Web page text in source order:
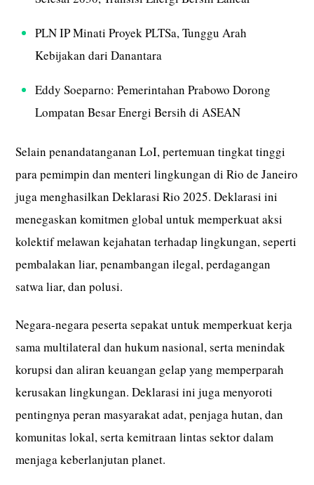
PLN IP Minati Proyek PLTSa, Tunggu Arah
Kebijakan dari Danantara
Eddy Soeparno: Pemerintahan Prabowo Dorong
Lompatan Besar Energi Bersih di ASEAN
Selain penandatanganan LoI, pertemuan tingkat tinggi
para pemimpin dan menteri lingkungan di Rio de Janeiro
juga menghasilkan Deklarasi Rio 2025. Deklarasi ini
menegaskan komitmen global untuk memperkuat aksi
kolektif melawan kejahatan terhadap lingkungan, seperti
pembalakan liar, penambangan ilegal, perdagangan
satwa liar, dan polusi.
Negara-negara peserta sepakat untuk memperkuat kerja
sama multilateral dan hukum nasional, serta menindak
korupsi dan aliran keuangan gelap yang memperparah
kerusakan lingkungan. Deklarasi ini juga menyoroti
pentingnya peran masyarakat adat, penjaga hutan, dan
komunitas lokal, serta kemitraan lintas sektor dalam
menjaga keberlanjutan planet.